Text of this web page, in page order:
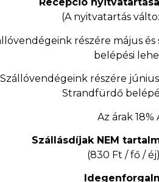
Recepció
(A nyitvatartás
részére május
belépési
Szállóvendégeink részére
Strandfürdő
Az árak
Szállásdíjak NEM
(830 Ft / fő /